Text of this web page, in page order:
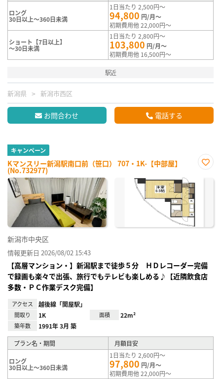
ロング
30日以上～360日未満
1日当たり 2,500円～
94,800 円/月～
初期費用他 22,000円～
ショート【7日以上】
～30日未満
1日当たり 2,800円～
103,800 円/月～
初期費用他 16,500円～
駅近
新潟県 新潟市西区
お問合わせ 電話する
キャンペーン
Kマンスリー新潟駅南口前（笹口） 707・1K-【中部屋】
(No.732977)
に入
新潟市中央区
情報更新日 2026/08/02 15:43
【高層マンション・】新潟駅まで徒歩５分 ＨＤレコーダー完備
で録画も楽々で出張、旅行でもテレビも楽しめる♪【近隣飲食店
多数・ＰＣ作業デスク完備】
アクセス 越後線「関屋駅」
間取り 1K 面積 22m²
築年数 1991年 3月 築
プラン名・期間 月額目安
ロング
30日以上～360日未満
1日当たり 2,600円～
97,800 円/月～
初期費用他 22,000円～